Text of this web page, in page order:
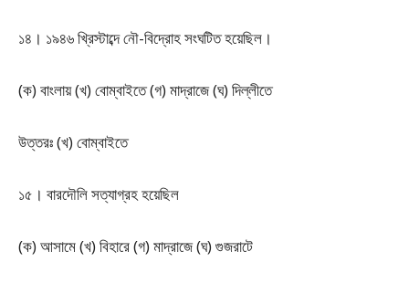
১৪। ১৯৪৬ খ্রিস্টাব্দে নৌ-বিদ্রোহ সংঘটিত হয়েছিল।
(ক) বাংলায় (খ) বোম্বাইতে (গ) মাদ্রাজে (ঘ) দিল্লীতে
উত্তরঃ (খ) বোম্বাইতে
১৫। বারদৌলি সত্যাগ্রহ হয়েছিল
(ক) আসামে (খ) বিহারে (গ) মাদ্রাজে (ঘ) গুজরাটে